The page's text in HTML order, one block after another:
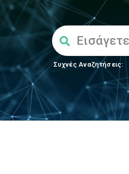
Συχνές Αναζητήσεις: